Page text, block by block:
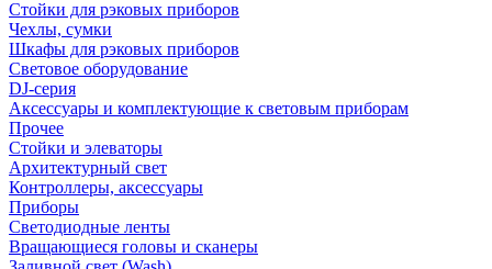
Стойки для рэковых приборов
Чехлы, сумки
Шкафы для рэковых приборов
Световое оборудование
DJ-серия
Аксессуары и комплектующие к световым приборам
Прочее
Стойки и элеваторы
Архитектурный свет
Контроллеры, аксессуары
Приборы
Светодиодные ленты
Вращающиеся головы и сканеры